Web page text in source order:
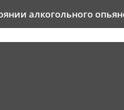
алкогольного